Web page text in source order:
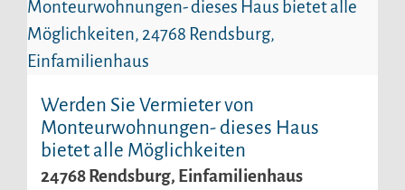
Werden Sie Vermieter von
Monteurwohnungen- dieses Haus
bietet alle Möglichkeiten
24768 Rendsburg, Einfamilienhaus